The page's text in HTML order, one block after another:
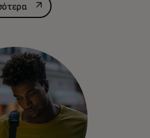
opens in a new tab